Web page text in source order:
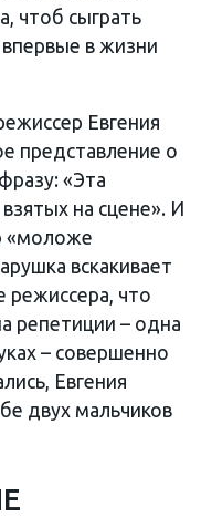
чтоб сыграть
в жизни
Евгения
представление о
«Эта
на сцене». И
«моложе
вскакивает
режиссера, что
репетиции – одна
– совершенно
Евгения
двух мальчиков